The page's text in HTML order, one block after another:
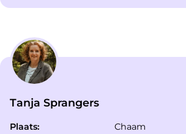
Tanja Sprangers
Plaats: Chaam